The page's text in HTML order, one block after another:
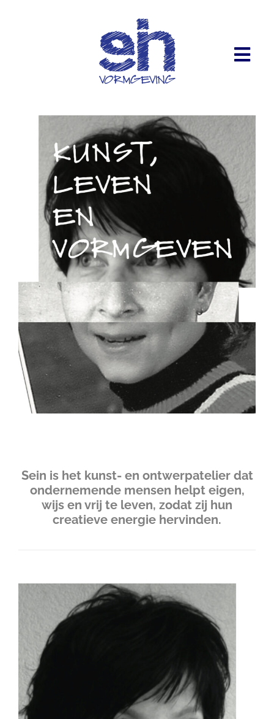
Sein is het kunst- en ontwerpatelier dat
ondernemende mensen helpt eigen,
wijs en vrij te leven, zodat zij hun
creatieve energie hervinden.